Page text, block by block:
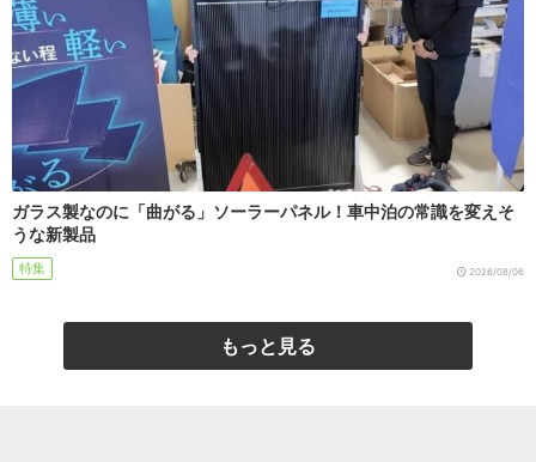
ガラス製なのに「曲がる」ソーラーパネル！車中泊の常識を変えそ
うな新製品
特集 2026/08/06
もっと見る